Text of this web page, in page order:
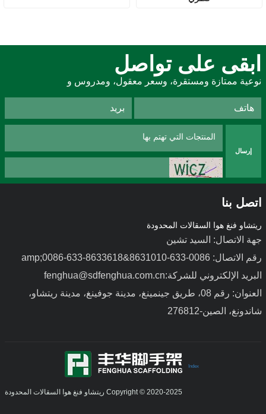
ابقى على تواصل
نوعية ممتازة ومستقرة، وسعر معقول، ومدروس و
إرسال
اتصل بنا
ريتشاو فنغ هوا السقالات المحدودة
جهة الاتصال: السيد تشين
رقم الاتصال: 0086-633-8631010&amp;0086-633-8633618
البريد الإلكتروني للشركة:fenghua@sdfenghua.com.cn
العنوان: رقم 08، طريق جينمينغ، مدينة جوفينغ، مدينة ريتشاو،
شاندونغ، الصين-276812
Copyright © 2020-2025 ريتشاو فنغ هوا السقالات المحدودة
Index